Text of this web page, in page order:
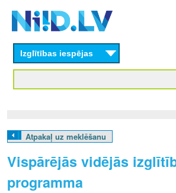
content
L
V
Izglītības iespējas
Atpakaļ uz meklēšanu
Vispārējās vidējās
programma